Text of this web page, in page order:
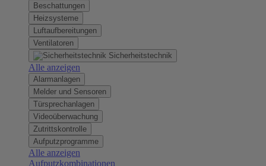
Beschattungen
Heizsysteme
Luftaufbereitungen
Ventilatoren
Sicherheitstechnik
Alle anzeigen
Alarmanlagen
Melder und Sensoren
Türsprechanlagen
Videoüberwachung
Zutrittskontrolle
Aufputzprogramme
Alle anzeigen
Aufputzkombinationen